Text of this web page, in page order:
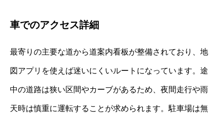
車でのアクセス詳細
最寄りの主要な道から道案内看板が整備されており、地
図アプリを使えば迷いにくいルートになっています。途
中の道路は狭い区間やカーブがあるため、夜間走行や雨
天時は慎重に運転することが求められます。駐車場は無